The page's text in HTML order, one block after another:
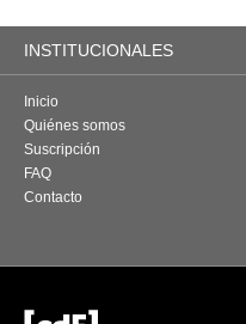
INSTITUCIONALES
Inicio
Quiénes somos
Suscripción
FAQ
Contacto